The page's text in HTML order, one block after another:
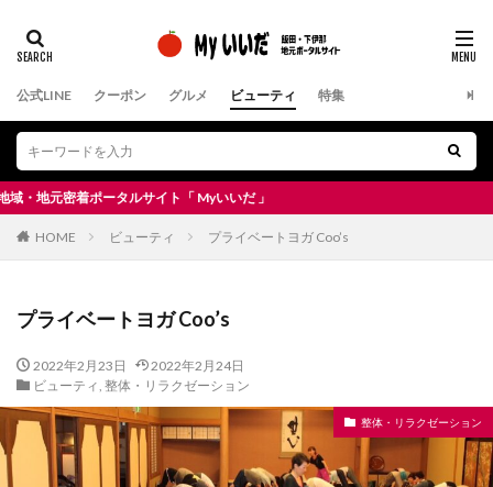
公式LINE クーポン グルメ ビューティ 特集
密着ポータルサイト「 Myいいだ 」
HOME ビューティ プライベートヨガ Coo’s
プライベートヨガ Coo’s
2022年2月23日
2022年2月24日
ビューティ, 整体・リラクゼーション
整体・リラクゼーション